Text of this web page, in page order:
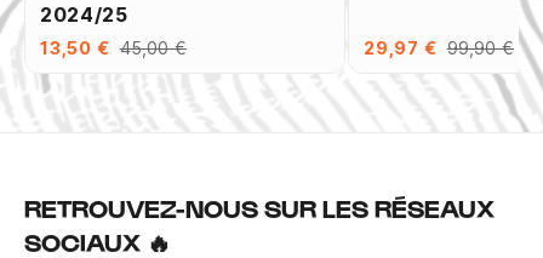
2024/25
13,50 € 45,00 € 29,97 € 99,90 €
RETROUVEZ-NOUS SUR LES RÉSEAUX
SOCIAUX 🔥